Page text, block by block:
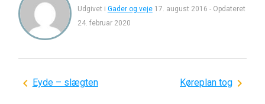
Udgivet i Gader og veje 17. august 2016 - Opdateret
24. februar 2020
Indlægsnavigation
Eyde – slægten Køreplan tog